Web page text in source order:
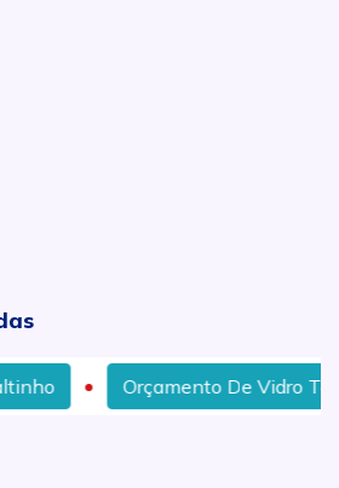
De Vidro Temperado em